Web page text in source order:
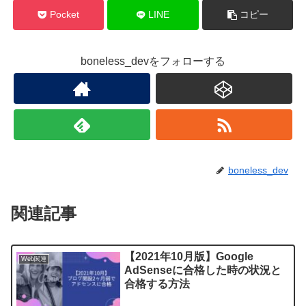
Pocket LINE コピー
boneless_devをフォローする
boneless_dev
関連記事
Web関連
【2021年10月版】Google
AdSenseに合格した時の状況と
合格する方法